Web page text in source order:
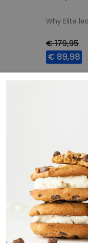
Why Elite
€ 179,95
€ 89,98